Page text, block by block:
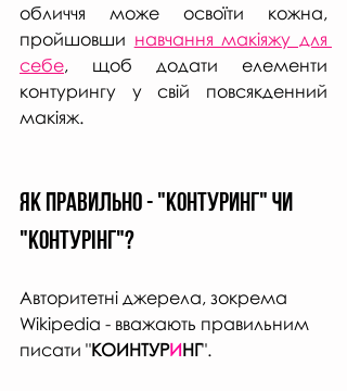
обличчя може освоїти кожна,
пройшовши навчання макіяжу для
себе, щоб додати елементи
контурингу у свій повсякденний
макіяж.
Як правильно - "Контуринг" чи
"Контурінг"?
Авторитетні джерела, зокрема
Wikipedia - вважають правильним
писати "КОИНТУРИНГ".